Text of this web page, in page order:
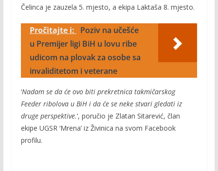
Čelinca je zauzela 5. mjesto, a ekipa Laktaša 8. mjesto.
Pročitajte i:
Poziv na učešće
u Premijer ligi BiH u lovu ribe
udicom na plovak za osobe sa
invaliditetom i veterane
‘Nadam se da će ovo biti prekretnica takmičarskog
Feeder ribolova u BiH i da će se neke stvari gledati iz
druge perspektive.‘, poručio je Zlatan Sitarević, član
ekipe UGSR ‘Mrena’ iz Živinica na svom Facebook
profilu.